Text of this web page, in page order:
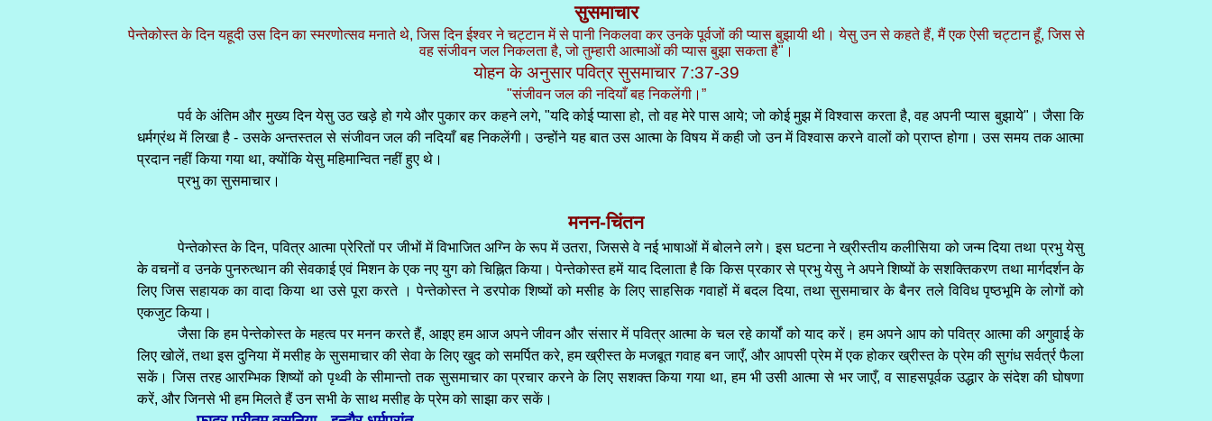
सुसमाचार
पेन्तेकोस्त के दिन यहूदी उस दिन का स्मरणोत्सव मनाते थे, जिस दिन ईश्वर ने चट्टान में से पानी निकलवा कर उनके पूर्वजों की प्यास बुझायी थी। येसु उन से कहते हैं, मैं एक ऐसी चट्टान हूँ, जिस से
वह संजीवन जल निकलता है, जो तुम्हारी आत्माओं की प्यास बुझा सकता है"।
योहन के अनुसार पवित्र सुसमाचार 7:37-39
"संजीवन जल की नदियाँ बह निकलेंगी।”
पर्व के अंतिम और मुख्य दिन येसु उठ खड़े हो गये और पुकार कर कहने लगे, "यदि कोई प्यासा हो, तो वह मेरे पास आये; जो कोई मुझ में विश्वास करता है, वह अपनी प्यास बुझाये"। जैसा कि
धर्मग्रंथ में लिखा है - उसके अन्तस्तल से संजीवन जल की नदियाँ बह निकलेंगी। उन्होंने यह बात उस आत्मा के विषय में कही जो उन में विश्वास करने वालों को प्राप्त होगा। उस समय तक आत्मा
प्रदान नहीं किया गया था, क्योंकि येसु महिमान्वित नहीं हुए थे।
प्रभु का सुसमाचार।
मनन-चिंतन
पेन्तेकोस्त के दिन, पवित्र आत्मा प्रेरितों पर जीभों में विभाजित अग्नि के रूप में उतरा, जिससे वे नई भाषाओं में बोलने लगे। इस घटना ने ख्रीस्तीय कलीसिया को जन्म दिया तथा प्रभु येसु
के वचनों व उनके पुनरुत्थान की सेवकाई एवं मिशन के एक नए युग को चिह्नित किया। पेन्तेकोस्त हमें याद दिलाता है कि किस प्रकार से प्रभु येसु ने अपने शिष्यों के सशक्तिकरण तथा मार्गदर्शन के
लिए जिस सहायक का वादा किया था उसे पूरा करते । पेन्तेकोस्त ने डरपोक शिष्यों को मसीह के लिए साहसिक गवाहों में बदल दिया, तथा सुसमाचार के बैनर तले विविध पृष्ठभूमि के लोगों को
एकजुट किया।
जैसा कि हम पेन्तेकोस्त के महत्व पर मनन करते हैं, आइए हम आज अपने जीवन और संसार में पवित्र आत्मा के चल रहे कार्यों को याद करें। हम अपने आप को पवित्र आत्मा की अगुवाई के
लिए खोलें, तथा इस दुनिया में मसीह के सुसमाचार की सेवा के लिए खुद को समर्पित करे, हम ख्रीस्त के मजबूत गवाह बन जाएँ, और आपसी प्रेम में एक होकर ख्रीस्त के प्रेम की सुगंध सर्वर्त्र फैला
सकें। जिस तरह आरम्भिक शिष्यों को पृथ्वी के सीमान्तो तक सुसमाचार का प्रचार करने के लिए सशक्त किया गया था, हम भी उसी आत्मा से भर जाएँ, व साहसपूर्वक उद्धार के संदेश की घोषणा
करें, और जिनसे भी हम मिलते हैं उन सभी के साथ मसीह के प्रेम को साझा कर सकें।